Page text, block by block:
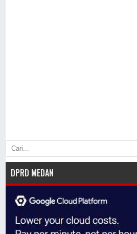
DPRD MEDAN